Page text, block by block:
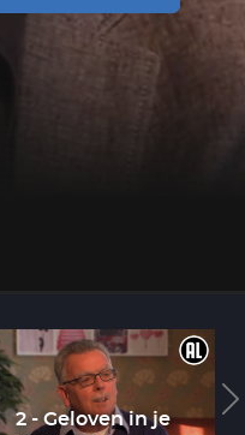
2 - Geloven in je